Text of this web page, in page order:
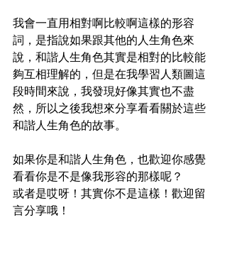
我會一直用相對啊比較啊這樣的形容
詞，是指說如果跟其他的人生角色來
說，和諧人生角色其實是相對的比較能
夠互相理解的，但是在我學習人類圖這
段時間來說，我發現好像其實也不盡
然，所以之後我想來分享看看關於這些
和諧人生角色的故事。
如果你是和諧人生角色，也歡迎你感覺
看看你是不是像我形容的那樣呢？
或者是哎呀！其實你不是這樣！歡迎留
言分享哦！